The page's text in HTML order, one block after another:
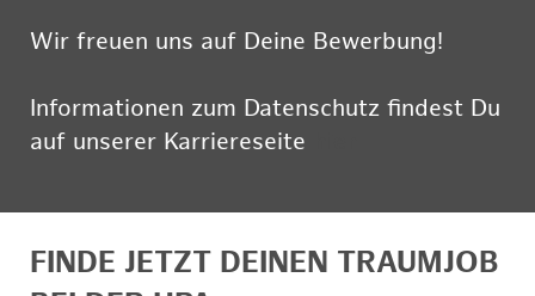
Wir freuen uns auf Deine Bewerbung!
Informationen zum Datenschutz findest Du
auf unserer Karriereseite
FINDE JETZT DEINEN TRAUMJOB